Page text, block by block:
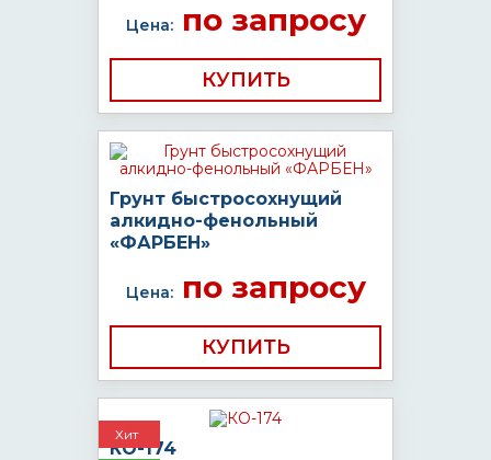
Цена:по запросу
КУПИТЬ
Грунт быстросохнущий
алкидно-фенольный
«ФАРБЕН»
Цена:по запросу
КУПИТЬ
Хит
КО-174